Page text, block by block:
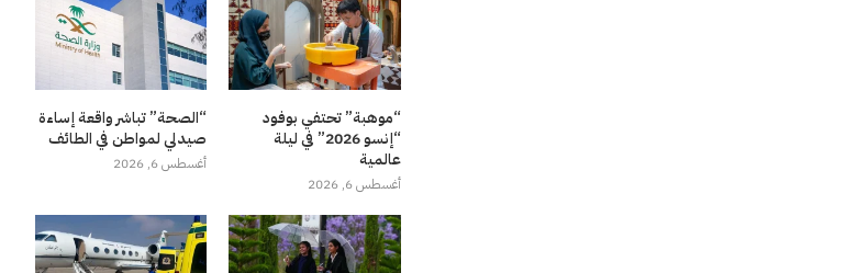
“موهبة” تحتفي بوفود
“إنسو 2026” في ليلة
عالمية
أغسطس 6, 2026
“الصحة” تباشر واقعة إساءة
صيدلي لمواطن في الطائف
أغسطس 6, 2026